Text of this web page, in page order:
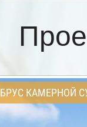
БРУС КАМЕРНОЙ